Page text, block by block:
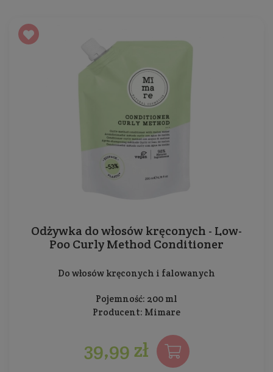
Odżywka do włosów kręconych - Low-
Poo Curly Method Conditioner
Do włosów kręconych i falowanych
Pojemność: 200 ml
Producent: Mimare
39,99 zł